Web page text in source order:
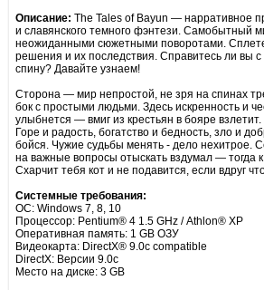
Описание: The Tales of Bayun — нарративное
и славянского темного фэнтези. Самобытный
неожиданными сюжетными поворотами.
решения и их последствия. Справитесь ли вы
спину? Давайте узнаем!
Сторона — мир непростой, не зря на спинах
бок с простыми людьми. Здесь искренность и
улыбнется — вмиг из крестьян в бояре
Горе и радость, богатство и бедность, зло и
бойся. Чужие судьбы менять - дело нехитрое.
на важные вопросы отыскать вздумал — тогда
Схарчит тебя кот и не подавится, если вдруг
Системные требования:
ОС: Windows 7, 8, 10
Процессор: Pentium® 4 1.5 GHz / Athlon® XP
Оперативная память: 1 GB ОЗУ
Видеокарта: DirectX® 9.0c compatible
DirectX: Версии 9.0c
Место на диске: 3 GB